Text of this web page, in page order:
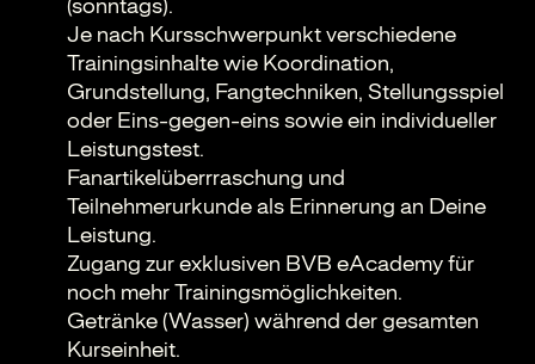
(sonntags).
Je nach Kursschwerpunkt verschiedene
Trainingsinhalte wie Koordination,
Grundstellung, Fangtechniken, Stellungsspiel
oder Eins-gegen-eins sowie ein individueller
Leistungstest.
Fanartikelüberrraschung und
Teilnehmerurkunde als Erinnerung an Deine
Leistung.
Zugang zur exklusiven BVB eAcademy für
noch mehr Trainingsmöglichkeiten.
Getränke (Wasser) während der gesamten
Kurseinheit.